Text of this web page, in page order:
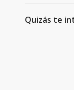
Quizás te